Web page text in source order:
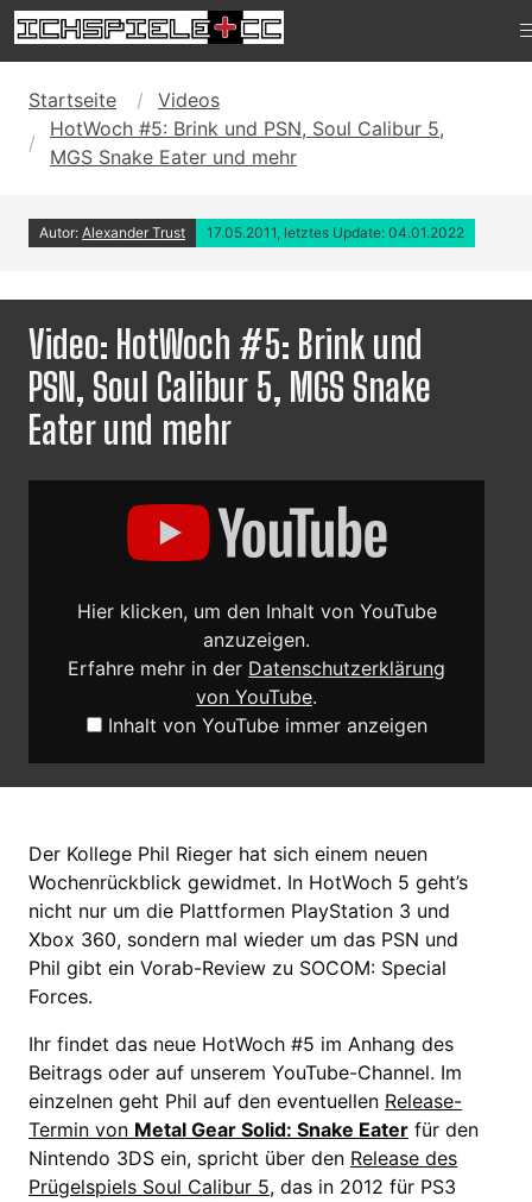
Startseite
Videos
HotWoch #5: Brink und PSN, Soul Calibur 5,
MGS Snake Eater und mehr
Autor: Alexander Trust 17.05.2011, letztes Update: 04.01.2022
Video: HotWoch #5: Brink und
PSN, Soul Calibur 5, MGS Snake
Eater und mehr
Hier klicken, um den Inhalt von YouTube
anzuzeigen.
Erfahre mehr in der Datenschutzerklärung
von YouTube.
Inhalt von YouTube immer anzeigen
Der Kollege Phil Rieger hat sich einem neuen
Wochenrückblick gewidmet. In HotWoch 5 geht’s
nicht nur um die Plattformen PlayStation 3 und
Xbox 360, sondern mal wieder um das PSN und
Phil gibt ein Vorab-Review zu SOCOM: Special
Forces.
Ihr findet das neue HotWoch #5 im Anhang des
Beitrags oder auf unserem YouTube-Channel. Im
einzelnen geht Phil auf den eventuellen Release-
Termin von Metal Gear Solid: Snake Eater für den
Nintendo 3DS ein, spricht über den Release des
Prügelspiels Soul Calibur 5, das in 2012 für PS3